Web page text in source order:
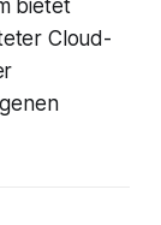
bietet
Cloud-